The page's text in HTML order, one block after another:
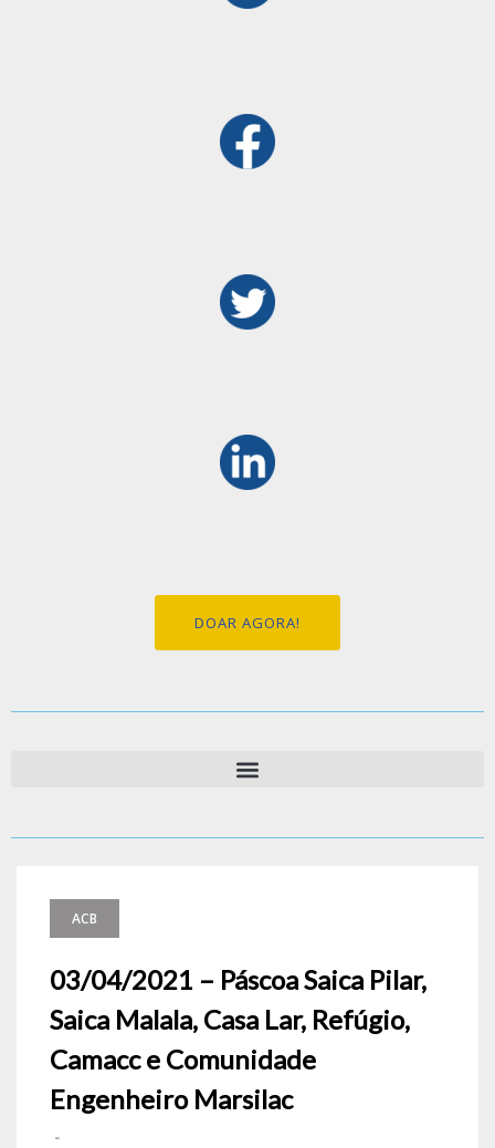
DOAR AGORA!
ACB
03/04/2021 – Páscoa Saica Pilar,
Saica Malala, Casa Lar, Refúgio,
Camacc e Comunidade
Engenheiro Marsilac
-